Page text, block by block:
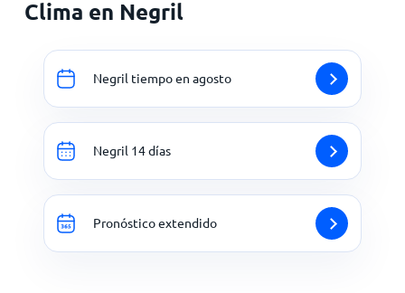
Clima en Negril
Negril tiempo en agosto
Negril 14 días
Pronóstico extendido